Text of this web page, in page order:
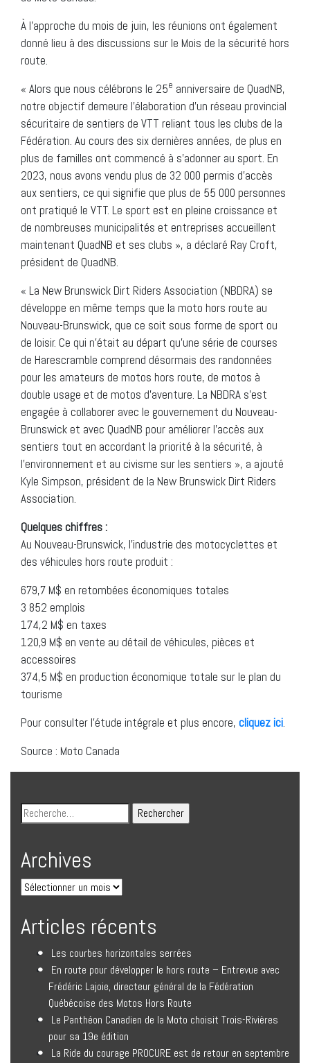
À l’approche du mois de juin, les réunions ont également
donné lieu à des discussions sur le Mois de la sécurité hors
route.
« Alors que nous célébrons le 25e anniversaire de QuadNB,
notre objectif demeure l’élaboration d’un réseau provincial
sécuritaire de sentiers de VTT reliant tous les clubs de la
Fédération. Au cours des six dernières années, de plus en
plus de familles ont commencé à s’adonner au sport. En
2023, nous avons vendu plus de 32 000 permis d’accès
aux sentiers, ce qui signifie que plus de 55 000 personnes
ont pratiqué le VTT. Le sport est en pleine croissance et
de nombreuses municipalités et entreprises accueillent
maintenant QuadNB et ses clubs », a déclaré Ray Croft,
président de QuadNB.
« La New Brunswick Dirt Riders Association (NBDRA) se
développe en même temps que la moto hors route au
Nouveau-Brunswick, que ce soit sous forme de sport ou
de loisir. Ce qui n’était au départ qu’une série de courses
de Harescramble comprend désormais des randonnées
pour les amateurs de motos hors route, de motos à
double usage et de motos d’aventure. La NBDRA s’est
engagée à collaborer avec le gouvernement du Nouveau-
Brunswick et avec QuadNB pour améliorer l’accès aux
sentiers tout en accordant la priorité à la sécurité, à
l’environnement et au civisme sur les sentiers », a ajouté
Kyle Simpson, président de la New Brunswick Dirt Riders
Association.
Quelques chiffres :
Au Nouveau-Brunswick, l’industrie des motocyclettes et
des véhicules hors route produit :
679,7 M$ en retombées économiques totales
3 852 emplois
174,2 M$ en taxes
120,9 M$ en vente au détail de véhicules, pièces et
accessoires
374,5 M$ en production économique totale sur le plan du
tourisme
Pour consulter l’étude intégrale et plus encore, cliquez ici.
Source : Moto Canada
Archives
Articles récents
Les courbes horizontales serrées
En route pour développer le hors route – Entrevue avec
Frédéric Lajoie, directeur général de la Fédération
Québécoise des Motos Hors Route
Le Panthéon Canadien de la Moto choisit Trois-Rivières
pour sa 19e édition
La Ride du courage PROCURE est de retour en septembre